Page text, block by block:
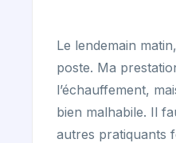
Le lendemain
poste. Ma
l’échauffement,
bien malhabile. Il
autres pratiquants